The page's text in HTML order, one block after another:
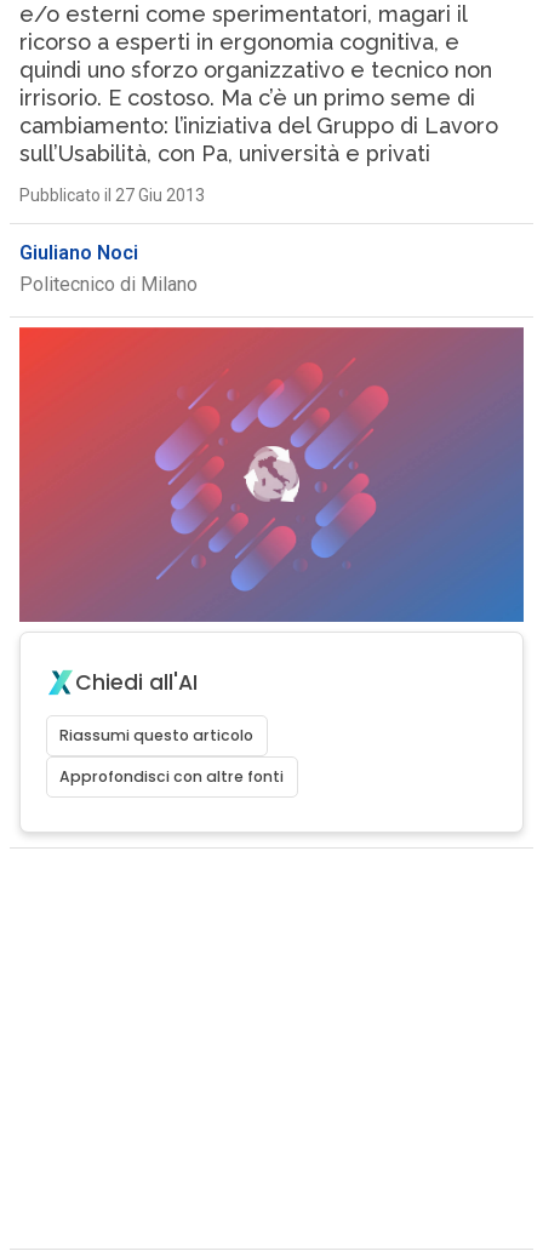
e/o esterni come sperimentatori, magari il
ricorso a esperti in ergonomia cognitiva, e
quindi uno sforzo organizzativo e tecnico non
irrisorio. E costoso. Ma c’è un primo seme di
cambiamento: l’iniziativa del Gruppo di Lavoro
sull’Usabilità, con Pa, università e privati
Pubblicato il 27 Giu 2013
Giuliano Noci
Politecnico di Milano
Chiedi all'AI
Riassumi questo articolo
Approfondisci con altre fonti